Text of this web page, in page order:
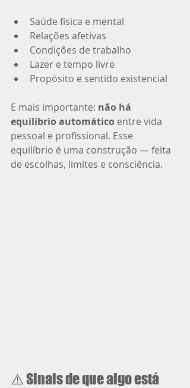
Saúde física e mental
Relações afetivas
Condições de trabalho
Lazer e tempo livre
Propósito e sentido existencial
E mais importante: não há
equilíbrio automático entre vida
pessoal e profissional. Esse
equilíbrio é uma construção — feita
de escolhas, limites e consciência.
⚠️ Sinais de que algo está